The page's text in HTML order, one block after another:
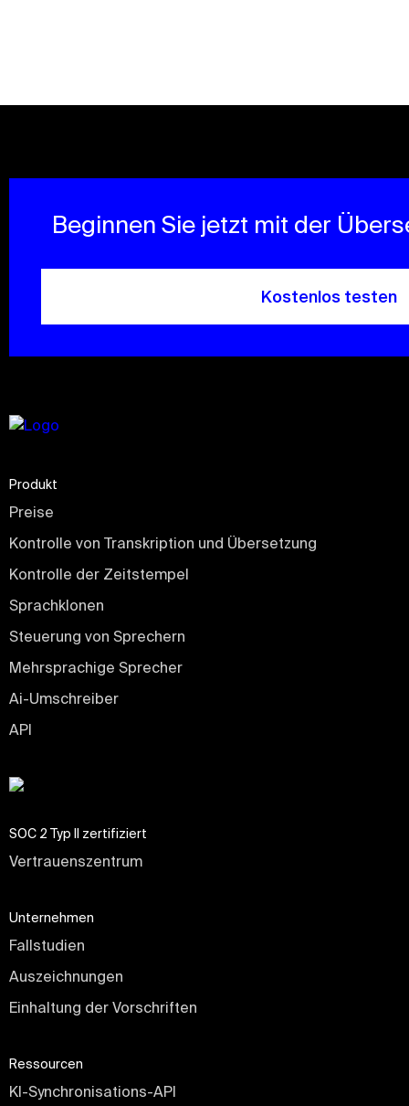
Beginnen Sie jetzt mit der
Kostenlos testen
Produkt
Preise
Kontrolle von Transkription und Übersetzung
Kontrolle der Zeitstempel
Sprachklonen
Steuerung von Sprechern
Mehrsprachige Sprecher
Ai-Umschreiber
API
SOC 2 Typ II zertifiziert
Vertrauenszentrum
Unternehmen
Fallstudien
Auszeichnungen
Einhaltung der Vorschriften
Ressourcen
KI-Synchronisations-API